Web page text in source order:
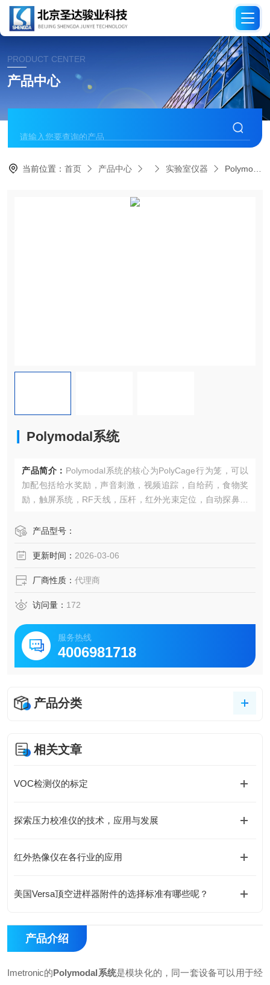
PRODUCT CENTER
产品中心
当前位置：首页 产品中心 实验室仪器 Polymodal系统
Polymodal系统
产品简介： Polymodal系统的核心为PolyCage行为笼，可以
加配包括给水奖励，声音刺激，视频追踪，自给药，食物奖
励，触屏系统，RF天线，压杆，红外光束定位，自动探鼻，
产品型号：
更新时间： 2026-03-06
厂商性质： 代理商
访问量： 172
服务热线
4006981718
产品分类
相关文章
VOC检测仪的标定
探索压力校准仪的技术，应用与发展
红外热像仪在各行业的应用
美国Versa顶空进样器附件的选择标准有哪些呢？
产品介绍
Imetronic的Polymodal系统是模块化的，同一套设备可以用于经